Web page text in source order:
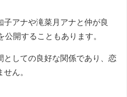
アナや滝菜月アナと仲が良
公開することもあります。
としての良好な関係であり、恋
ん。